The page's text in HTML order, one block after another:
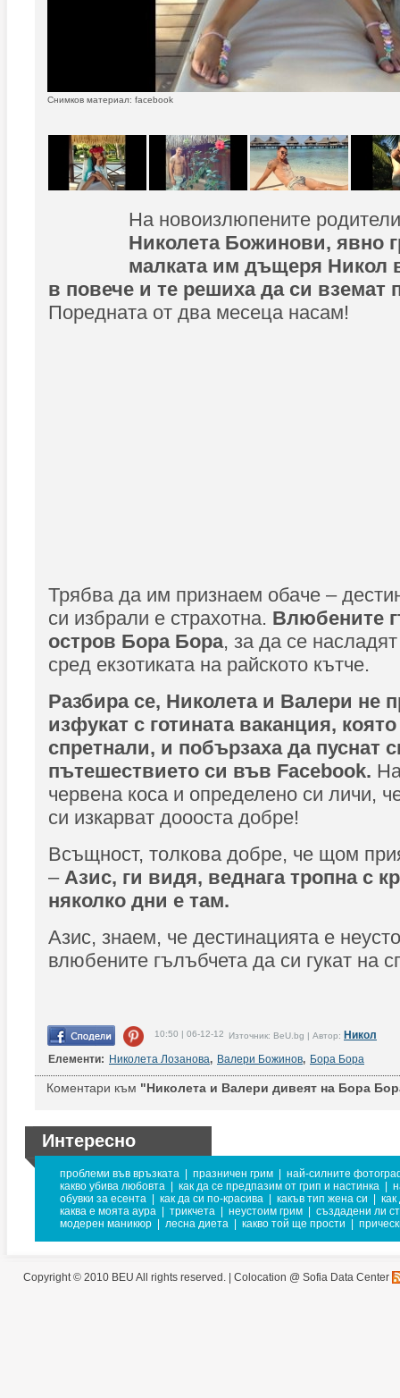
Снимков материал: facebook
На новоизлюпените
Николета Божинови, явно
малката им дъщеря Никол
в повече и те решиха да си вземат
Поредната от два месеца насам!
Трябва да им признаем обаче –
си избрали е страхотна. Влюбените
остров Бора Бора, за да се
сред екзотиката на райското кътче.
Разбира се, Николета и Валери не
изфукат с готината ваканция,
спретнали, и побързаха да пуснат
пътешествието си във Facebook.
червена коса и определено си личи,
си изкарват доооста добре!
Всъщност, толкова добре, че щом
– Азис, ги видя, веднага тропна с
няколко дни е там.
Азис, знаем, че дестинацията е
влюбените гълъбчета да си гукат на
10:50 | 06-12-12 Източник: BeU.bg | Автор: Никол
Елементи: Николета Лозанова, Валери Божинов, Бора Бора
Коментари към "Николета и Валери дивеят на Бора
Интересно
проблеми във връзката празничен грим
най-силните
какво убива любовта
как да се предпазим от грип и настинка
обувки за есента
как да си по-красива какъв тип жена си
каква е моята аура
трикчета неустоим грим
създадени ли
модерен маникюр
лесна диета какво той ще прости
Copyright © 2010 BEU All rights reserved. | Colocation @ Sofia Data Center